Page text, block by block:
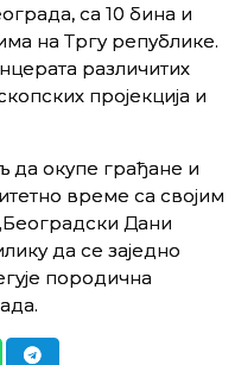
са 10 бина и
на Тргу републике.
различитих
пројекција и
да окупе грађане и
време са својим
Дани
да се заједно
породична